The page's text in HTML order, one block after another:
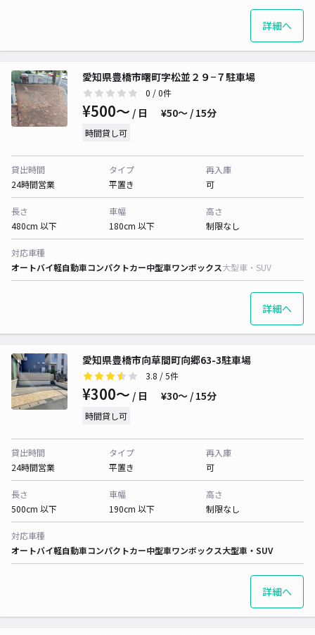
詳細へ
愛知県豊橋市曙町字松並２９−７駐車場
0 / 0件
¥500〜 / 日 ¥50〜 / 15分
時間貸し可
貸出時間
24時間営業
タイプ
平置き
再入庫
可
長さ
480cm 以下
車幅
180cm 以下
高さ
制限なし
対応車種
オートバイ軽自動車コンパクトカー中型車ワンボックス大型車・SUV
詳細へ
愛知県豊橋市向草間町向郷63-3駐車場
3.8 / 5件
¥300〜 / 日 ¥30〜 / 15分
時間貸し可
貸出時間
24時間営業
タイプ
平置き
再入庫
可
長さ
500cm 以下
車幅
190cm 以下
高さ
制限なし
対応車種
オートバイ軽自動車コンパクトカー中型車ワンボックス大型車・SUV
詳細へ